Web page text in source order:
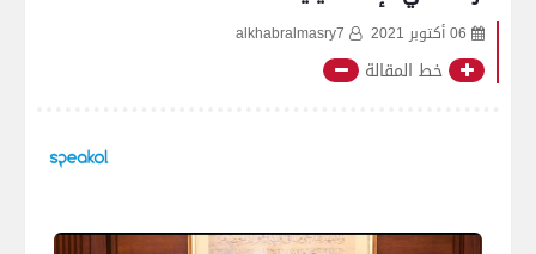
06 أكتوبر 2021 alkhabralmasry7
خط المقالة